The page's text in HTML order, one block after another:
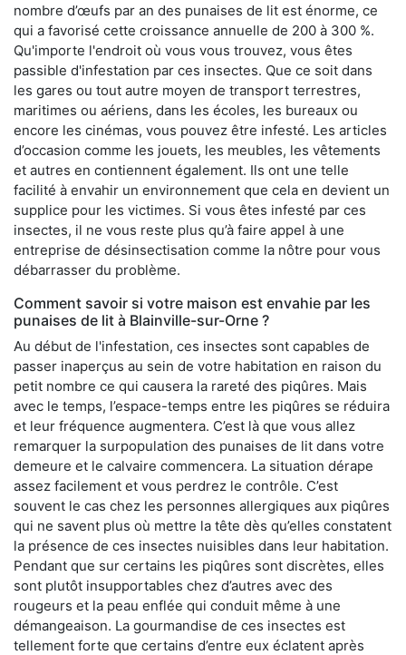
nombre d’œufs par an des punaises de lit est énorme, ce
qui a favorisé cette croissance annuelle de 200 à 300 %.
Qu'importe l'endroit où vous vous trouvez, vous êtes
passible d'infestation par ces insectes. Que ce soit dans
les gares ou tout autre moyen de transport terrestres,
maritimes ou aériens, dans les écoles, les bureaux ou
encore les cinémas, vous pouvez être infesté. Les articles
d’occasion comme les jouets, les meubles, les vêtements
et autres en contiennent également. Ils ont une telle
facilité à envahir un environnement que cela en devient un
supplice pour les victimes. Si vous êtes infesté par ces
insectes, il ne vous reste plus qu’à faire appel à une
entreprise de désinsectisation comme la nôtre pour vous
débarrasser du problème.
Comment savoir si votre maison est envahie par les
punaises de lit à Blainville-sur-Orne ?
Au début de l'infestation, ces insectes sont capables de
passer inaperçus au sein de votre habitation en raison du
petit nombre ce qui causera la rareté des piqûres. Mais
avec le temps, l’espace-temps entre les piqûres se réduira
et leur fréquence augmentera. C’est là que vous allez
remarquer la surpopulation des punaises de lit dans votre
demeure et le calvaire commencera. La situation dérape
assez facilement et vous perdrez le contrôle. C’est
souvent le cas chez les personnes allergiques aux piqûres
qui ne savent plus où mettre la tête dès qu’elles constatent
la présence de ces insectes nuisibles dans leur habitation.
Pendant que sur certains les piqûres sont discrètes, elles
sont plutôt insupportables chez d’autres avec des
rougeurs et la peau enflée qui conduit même à une
démangeaison. La gourmandise de ces insectes est
tellement forte que certains d’entre eux éclatent après